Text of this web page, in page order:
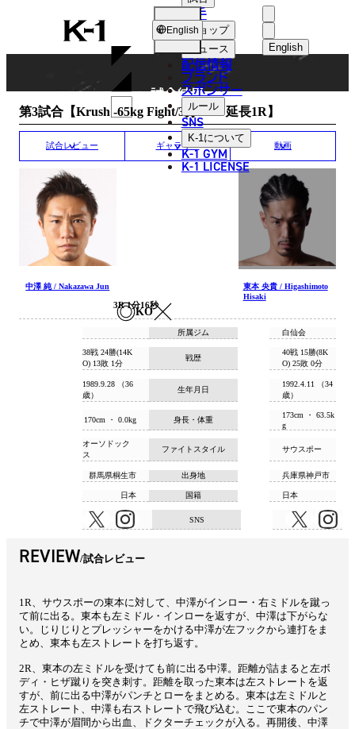
K-
1
English
한국어
中文（简体
中文（繁體
選手
ショップ
ニュース
配信情報
ブランド
スポンサー
ルール
SNS
K-1について
K-1 GYM
K-1 LICENSE
English
MATCH RESULT
試合結果
第3試合【Krush -65kg Fight/3分3R・延長1R】
試合レビュー ギャラリー 動画
中澤 純 / Nakazawa Jun
KO
3R 1分16秒
東本 央貴 / Higashimoto
Hisaki
所属ジム 白仙会
戦歴
38戦 24勝(14K
O) 13敗 1分
40戦 15勝(8K
O) 25敗 0分
生年月日
1989.9.28 （36
歳）
1992.4.11 （34
歳）
身長・体重
170cm ・ 0.0kg
173cm ・ 63.5k
g
ファイトスタイル
オーソドック
ス
サウスポー
出身地
群馬県桐生市 兵庫県神戸市
国籍
日本 日本
SNS
REVIEW 試合レビュー
1R、サウスポーの東本に対して、中澤がインロー・右ミドルを蹴っ
て前に出る。東本も左ミドル・インローを返すが、中澤は下がらな
い。じりじりとプレッシャーをかける中澤が左フックから連打をま
とめ、東本も左ストレートを打ち返す。
2R、東本の左ミドルを受けても前に出る中澤。距離が詰まると左ボ
ディ・ヒザ蹴りを突き刺す。距離を取った東本は左ストレートを返
すが、前に出る中澤がパンチとローをまとめる。東本は左ミドルと
左ストレート、中澤も右ストレートで飛び込む。ここで東本のパン
チで中澤が眉間から出血、ドクターチェックが入る。再開後、中澤